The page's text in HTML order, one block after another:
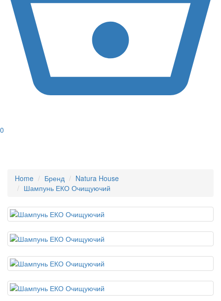
0
Home Бренд
Natura House
Шампунь ЕКО Очищуючий